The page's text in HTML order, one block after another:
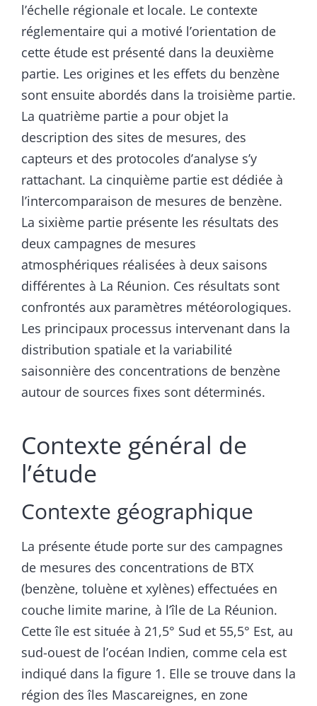
l’échelle régionale et locale. Le contexte
réglementaire qui a motivé l’orientation de
cette étude est présenté dans la deuxième
partie. Les origines et les effets du benzène
sont ensuite abordés dans la troisième partie.
La quatrième partie a pour objet la
description des sites de mesures, des
capteurs et des protocoles d’analyse s’y
rattachant. La cinquième partie est dédiée à
l’intercomparaison de mesures de benzène.
La sixième partie présente les résultats des
deux campagnes de mesures
atmosphériques réalisées à deux saisons
différentes à La Réunion. Ces résultats sont
confrontés aux paramètres météorologiques.
Les principaux processus intervenant dans la
distribution spatiale et la variabilité
saisonnière des concentrations de benzène
autour de sources fixes sont déterminés.
Contexte général de
l’étude
Contexte géographique
La présente étude porte sur des campagnes
de mesures des concentrations de BTX
(benzène, toluène et xylènes) effectuées en
couche limite marine, à l’île de La Réunion.
Cette île est située à 21,5° Sud et 55,5° Est, au
sud-ouest de l’océan Indien, comme cela est
indiqué dans la figure 1. Elle se trouve dans la
région des îles Mascareignes, en zone